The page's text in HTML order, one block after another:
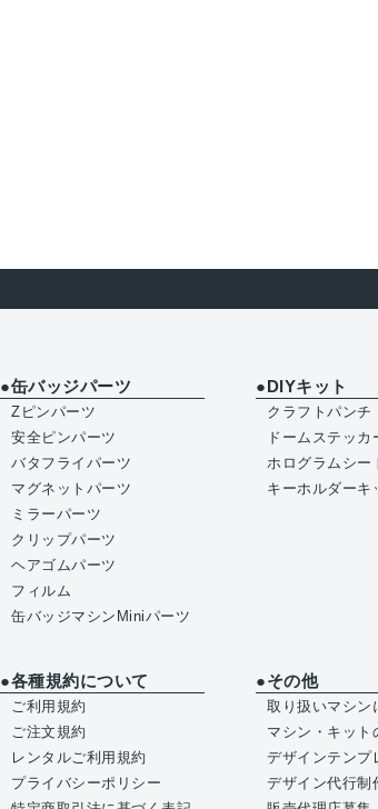
●缶バッジパーツ
Zピンパーツ
安全ピンパーツ
バタフライパーツ
マグネットパーツ
ミラーパーツ
クリップパーツ
ヘアゴムパーツ
フィルム
缶バッジマシンMiniパーツ
●DIYキット
クラフトパンチ
ドームステッカ
ホログラムシー
キーホルダーキ
●各種規約について
ご利用規約
ご注文規約
レンタルご利用規約
プライバシーポリシー
●その他
取り扱いマシン
マシン・キット
デザインテンプ
デザイン代行制